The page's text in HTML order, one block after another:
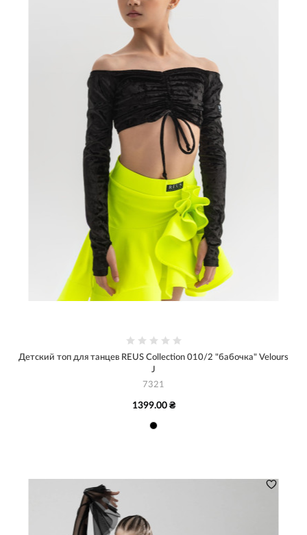
Детский топ для танцев REUS Collection 010/2 "бабочка" Velours
J
7321
1399.00 ₴